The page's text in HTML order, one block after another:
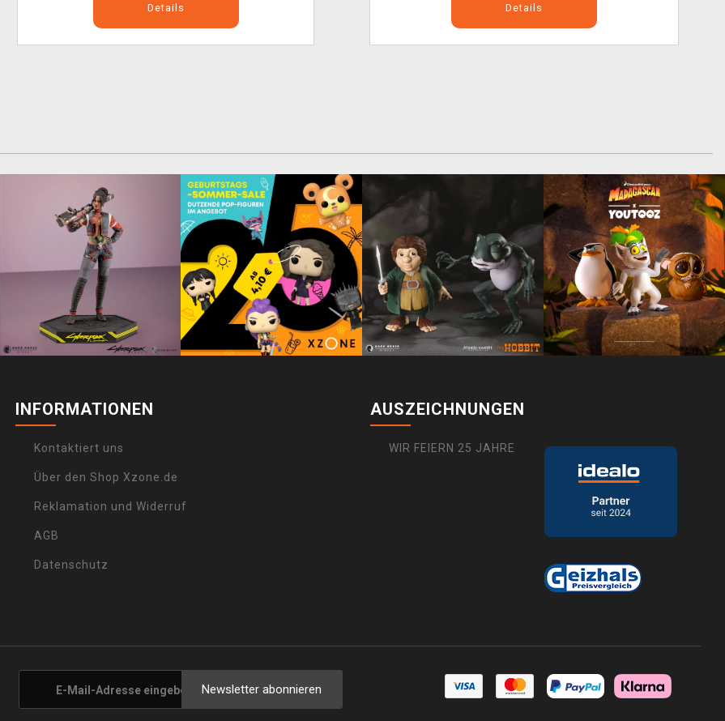
Details Details
INFORMATIONEN
Kontaktiert uns
Über den Shop Xzone.de
Reklamation und Widerruf
AGB
Datenschutz
AUSZEICHNUNGEN
WIR FEIERN 25 JAHRE
Newsletter abonnieren